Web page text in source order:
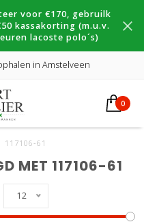
voor €170, gebruilk
kassakorting (m.u.v.
lacoste polo´s)
in Amstelveen
0
117106-61
MET 117106-61
12